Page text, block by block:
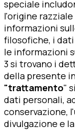
speciale
l'origine
informazioni
filosofiche, i
le informazioni
3 si trovano i
della presente
"trattamento"
dati personali,
conservazione,
divulgazione e